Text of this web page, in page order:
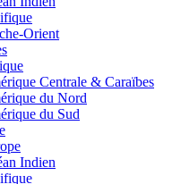
Orient
Centrale & Caraïbes
du Nord
du Sud
Indien